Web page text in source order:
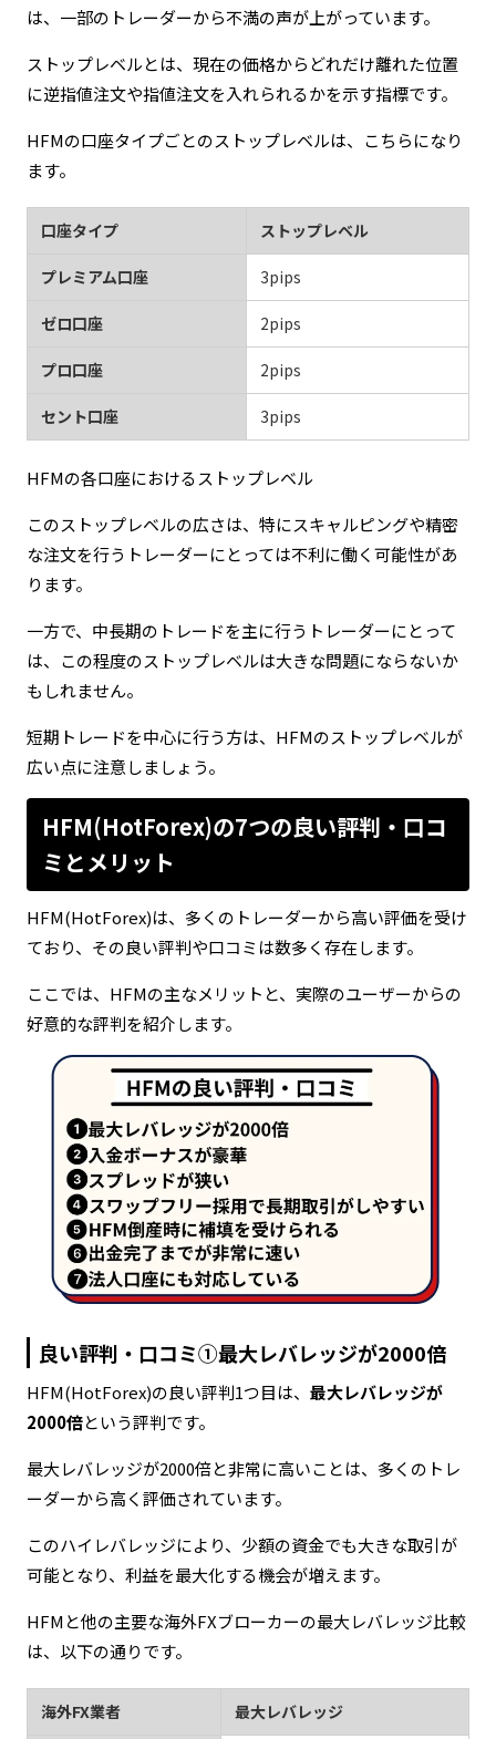
は、一部のトレーダーから不満の声が上がっています。
ストップレベルとは、現在の価格からどれだけ離れた位置
に逆指値注文や指値注文を入れられるかを示す指標です。
HFMの口座タイプごとのストップレベルは、こちらになり
ます。
口座タイプ ストップレベル
プレミアム口座 3pips
ゼロ口座 2pips
プロ口座 2pips
セント口座 3pips
HFMの各口座におけるストップレベル
このストップレベルの広さは、特にスキャルピングや精密
な注文を行うトレーダーにとっては不利に働く可能性があ
ります。
一方で、中長期のトレードを主に行うトレーダーにとって
は、この程度のストップレベルは大きな問題にならないか
もしれません。
短期トレードを中心に行う方は、HFMのストップレベルが
広い点に注意しましょう。
HFM(HotForex)の7つの良い評判・口コ
ミとメリット
HFM(HotForex)は、多くのトレーダーから高い評価を受け
ており、その良い評判や口コミは数多く存在します。
ここでは、HFMの主なメリットと、実際のユーザーからの
好意的な評判を紹介します。
良い評判・口コミ①最大レバレッジが2000倍
HFM(HotForex)の良い評判1つ目は、 最大レバレッジが
2000倍という評判です。
最大レバレッジが2000倍と非常に高いことは、多くのトレ
ーダーから高く評価されています。
このハイレバレッジにより、少額の資金でも大きな取引が
可能となり、利益を最大化する機会が増えます。
HFMと他の主要な海外FXブローカーの最大レバレッジ比較
は、以下の通りです。
海外FX業者 最大レバレッジ